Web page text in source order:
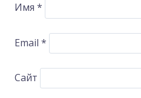
Имя *
Email *
Сайт